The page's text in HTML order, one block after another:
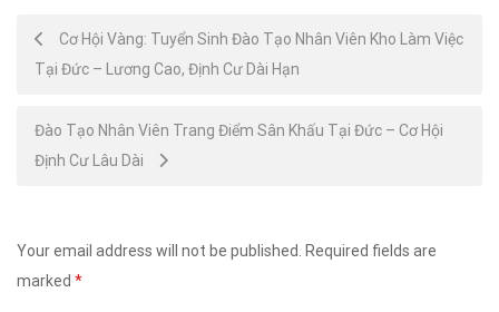
Post
navigation
Cơ Hội Vàng: Tuyển Sinh Đào Tạo Nhân Viên Kho Làm Việc
Tại Đức – Lương Cao, Định Cư Dài Hạn
Đào Tạo Nhân Viên Trang Điểm Sân Khấu Tại Đức – Cơ Hội
Định Cư Lâu Dài
Your email address will not be published.
Required fields are
marked *